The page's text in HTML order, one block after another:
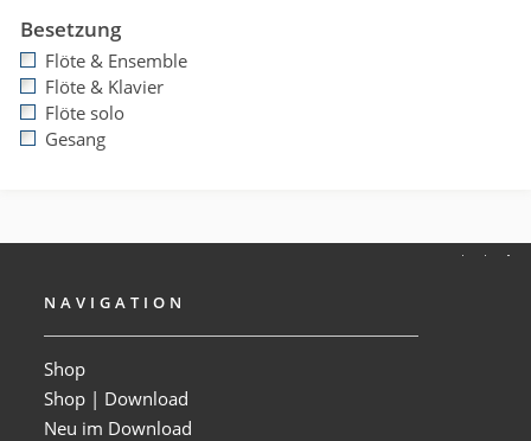
Besetzung
Flöte & Ensemble
Flöte & Klavier
Flöte solo
Gesang
NAVIGATION
Shop
Shop | Download
Neu im Download